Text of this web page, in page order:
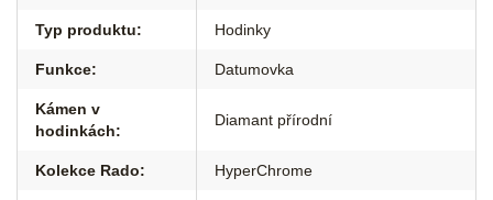
Typ produktu: Hodinky
Funkce: Datumovka
Kámen v
hodinkách:
Diamant přírodní
Kolekce Rado: HyperChrome